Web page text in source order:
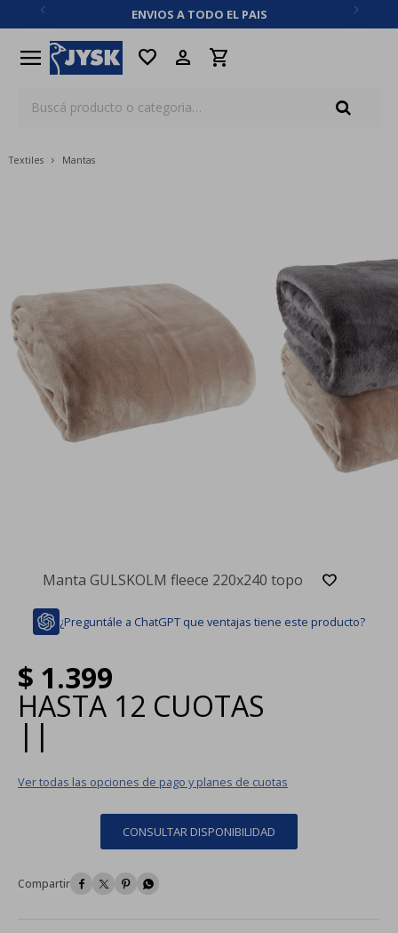
ENVIOS A TODO EL PAIS
menu favorite
Textiles Mantas
Manta GULSKOLM fleece 220x240 topo
¿Preguntále a ChatGPT que ventajas tiene este producto?
$ 1.399
HASTA 12 CUOTAS
| |
Ver todas las opciones de pago y planes de cuotas
CONSULTAR DISPONIBILIDAD
   
close